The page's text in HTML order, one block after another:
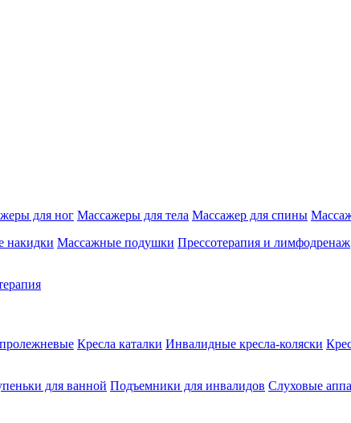
для ног Массажеры для тела Массажер для спины
накидки Массажные подушки Прессотерапия и лимфодренаж
Кресла каталки Инвалидные кресла-коляски
для ванной Подъемники для инвалидов Слуховые